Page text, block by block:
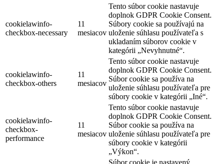
cookielawinfo-
checkbox-necessary
11
mesiacov
Tento súbor cookie nastavuje
doplnok GDPR Cookie Consent.
Súbory cookie sa používajú na
uloženie súhlasu používateľa s
ukladaním súborov cookie v
kategórii „Nevyhnutné“.
cookielawinfo-
checkbox-others
11
mesiacov
Tento súbor cookie nastavuje
doplnok GDPR Cookie Consent.
Súbor cookie sa používa na
uloženie súhlasu používateľa pre
súbory cookie v kategórii „Iné“.
cookielawinfo-
checkbox-
performance
11
mesiacov
Tento súbor cookie nastavuje
doplnok GDPR Cookie Consent.
Súbor cookie sa používa na
uloženie súhlasu používateľa pre
súbory cookie v kategórii
„Výkon“.
Súbor cookie je nastavený